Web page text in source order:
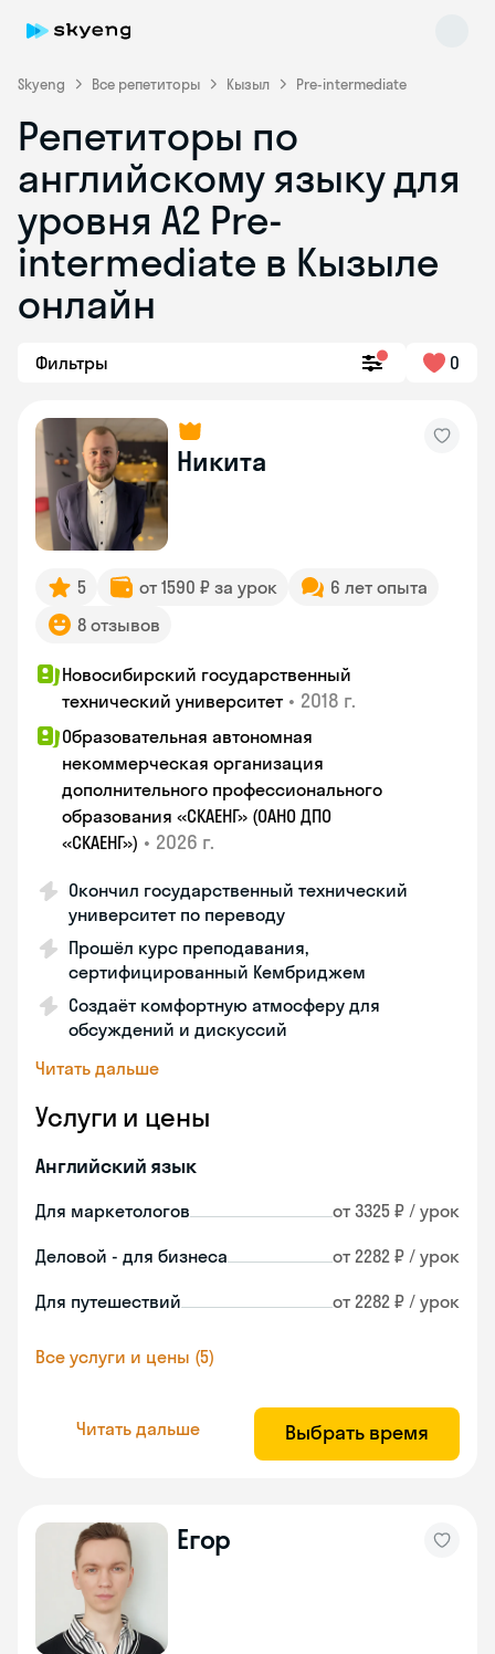
Skyeng Все репетиторы Кызыл Pre-intermediate
Репетиторы по
английскому языку для
уровня A2 Pre-
intermediate в Кызыле
онлайн
Фильтры 0
Никита
5 от 1590 ₽ за урок
6 лет опыта
8 отзывов
Новосибирский государственный
технический университет • 2018 г.
Образовательная автономная
некоммерческая организация
дополнительного профессионального
образования «СКАЕНГ» (ОАНО ДПО
«СКАЕНГ») • 2026 г.
Окончил государственный технический
университет по переводу
Прошёл курс преподавания,
сертифицированный Кембриджем
Создаёт комфортную атмосферу для
обсуждений и дискуссий
Читать дальше
Услуги и цены
Английский язык
Для маркетологов от 3325 ₽ / урок
Деловой - для бизнеса от 2282 ₽ / урок
Для путешествий от 2282 ₽ / урок
Все услуги и цены (5)
Читать дальше Выбрать время
Егор
Skyeng Chat
online